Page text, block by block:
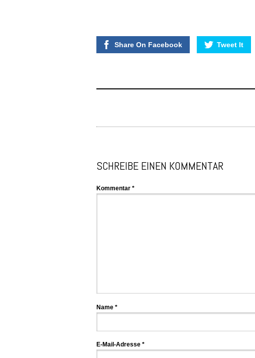
Share On Facebook Tweet It
SCHREIBE EINEN KOMMENTAR
Kommentar *
Name *
E-Mail-Adresse *